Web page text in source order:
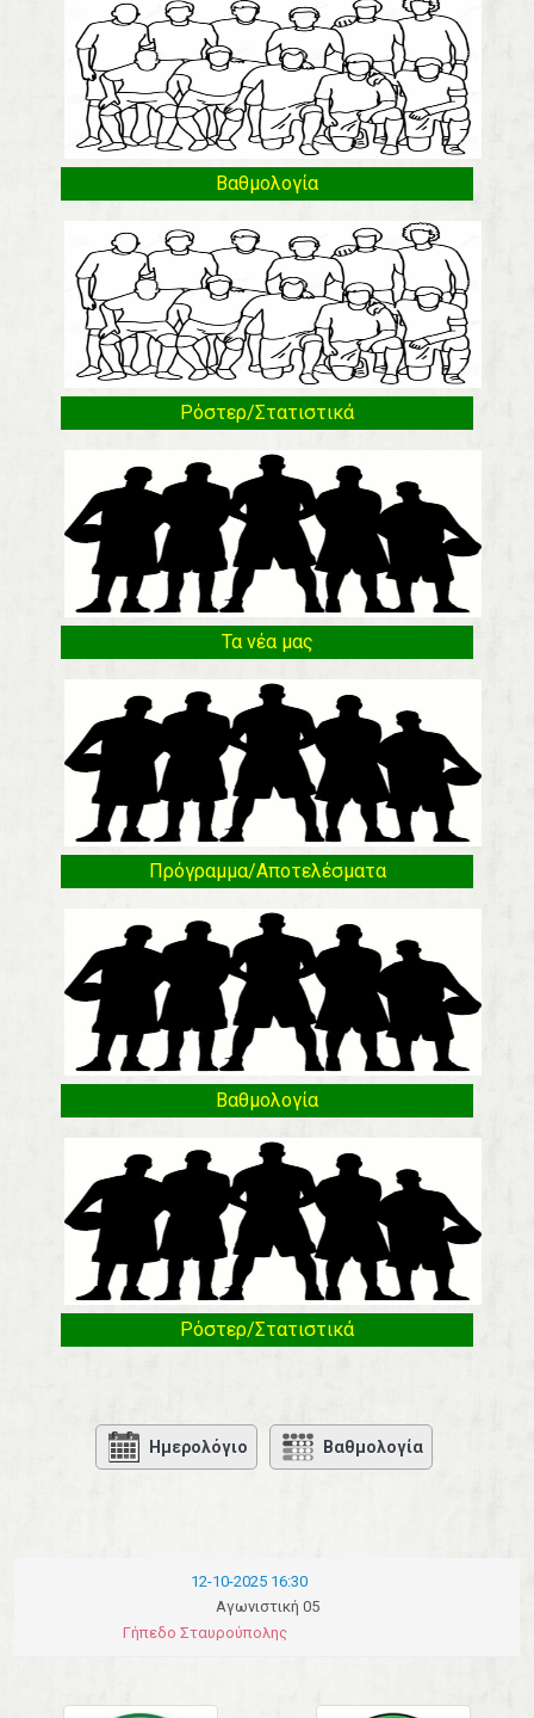
Βαθμολογία
Ρόστερ/Στατιστικά
Τα νέα μας
Πρόγραμμα/Αποτελέσματα
Βαθμολογία
Ρόστερ/Στατιστικά
Ημερολόγιο Βαθμολογία
12-10-2025 16:30
Αγωνιστική 05
Γήπεδο Σταυρούπολης